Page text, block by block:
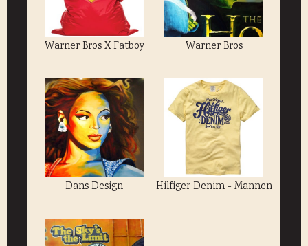
Warner Bros X Fatboy Warner Bros
Dans Design Hilfiger Denim - Mannen